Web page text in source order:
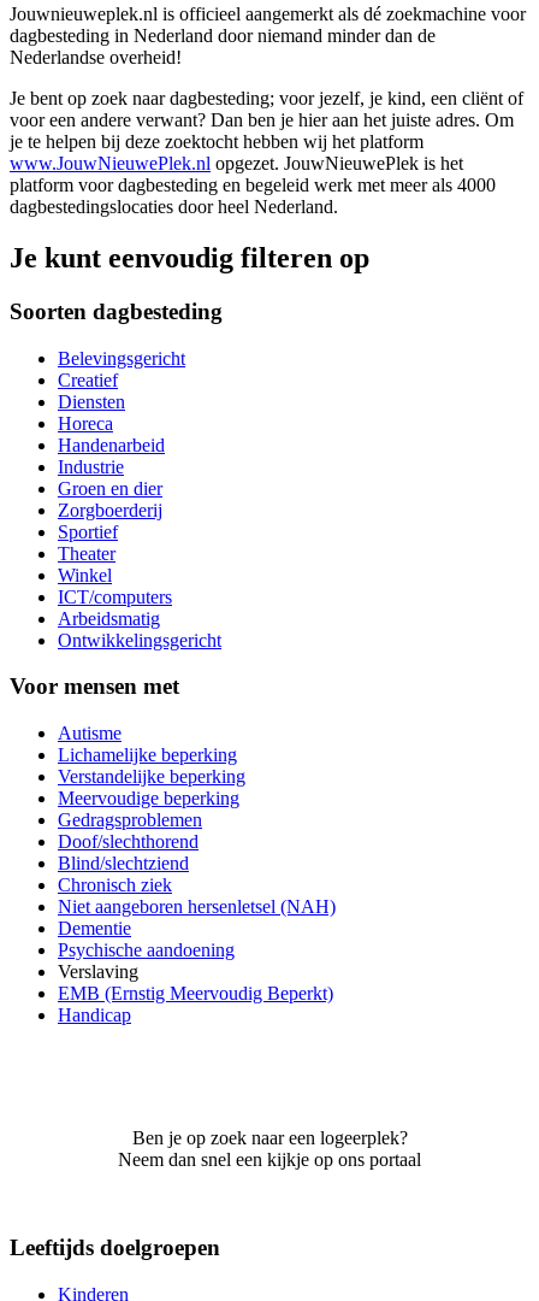
Jouwnieuweplek.nl is officieel aangemerkt als dé zoekmachine voor
dagbesteding in Nederland door niemand minder dan de
Nederlandse overheid!
Je bent op zoek naar dagbesteding; voor jezelf, je kind, een cliënt of
voor een andere verwant? Dan ben je hier aan het juiste adres. Om
je te helpen bij deze zoektocht hebben wij het platform
www.JouwNieuwePlek.nl opgezet. JouwNieuwePlek is het
platform voor dagbesteding en begeleid werk met meer als 4000
dagbestedingslocaties door heel Nederland.
Je kunt eenvoudig filteren op
Soorten dagbesteding
Belevingsgericht
Creatief
Diensten
Horeca
Handenarbeid
Industrie
Groen en dier
Zorgboerderij
Sportief
Theater
Winkel
ICT/computers
Arbeidsmatig
Ontwikkelingsgericht
Voor mensen met
Autisme
Lichamelijke beperking
Verstandelijke beperking
Meervoudige beperking
Gedragsproblemen
Doof/slechthorend
Blind/slechtziend
Chronisch ziek
Niet aangeboren hersenletsel (NAH)
Dementie
Psychische aandoening
Verslaving
EMB (Ernstig Meervoudig Beperkt)
Handicap
Ben je op zoek naar een logeerplek?
Neem dan snel een kijkje op ons portaal
Leeftijds doelgroepen
Kinderen